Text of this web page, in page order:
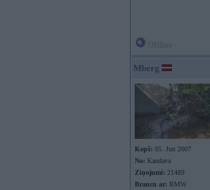
Mberg
Kopš: 05. Jun 2007
No: Kandava
Ziņojumi: 21489
Braucu ar: BMW